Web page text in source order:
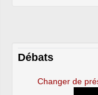
Débats
Changer de